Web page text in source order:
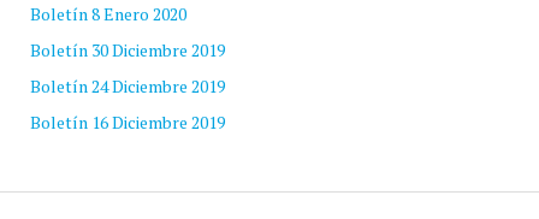
Boletín 8 Enero 2020
Boletín 30 Diciembre 2019
Boletín 24 Diciembre 2019
Boletín 16 Diciembre 2019